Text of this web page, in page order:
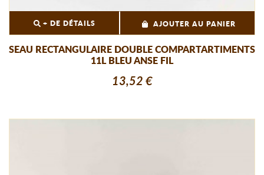
+ DE DÉTAILS AJOUTER AU PANIER
SEAU RECTANGULAIRE DOUBLE COMPARTARTIMENTS
11L BLEU ANSE FIL
13,52 €